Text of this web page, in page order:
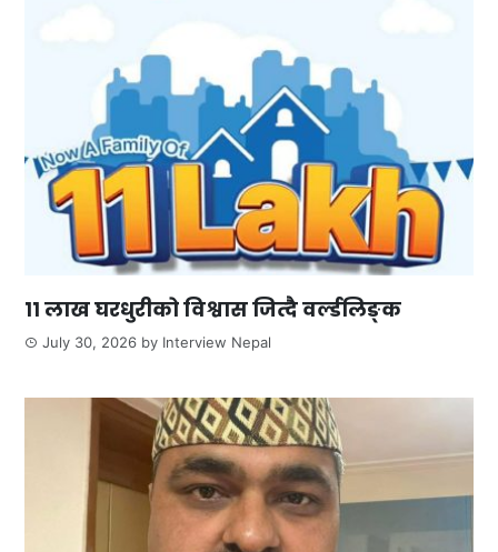
११ लाख घरधुरीको विश्वास जित्दै वर्ल्डलिङ्क
July 30, 2026 by Interview Nepal